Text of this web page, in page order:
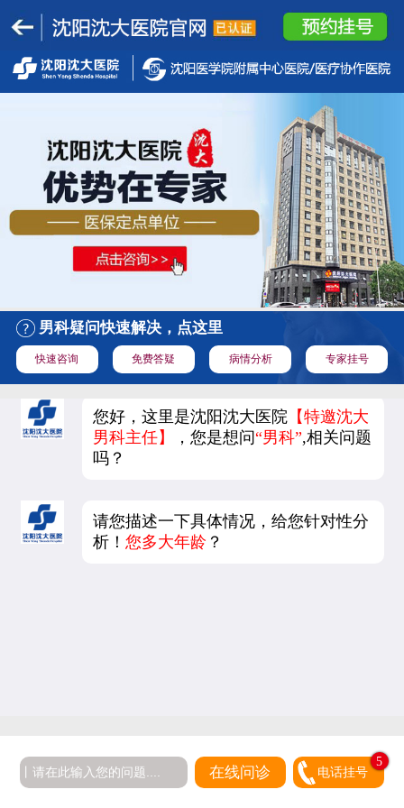
男科疑问快速解决，点这里
快速咨询 免费答疑 病情分析 专家挂号
您好，这里是沈阳沈大医院 【特邀沈大
男科主任】
，您是想问“男科”,相关问题
吗？
请您描述一下具体情况，给您针对性分
析！您多大年龄 ？
在线问诊 电话挂号
5